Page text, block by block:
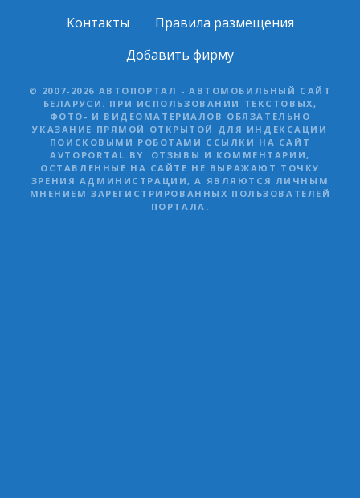
Контакты
Правила размещения
Добавить фирму
© 2007-2026 АВТОПОРТАЛ - АВТОМОБИЛЬНЫЙ САЙТ
БЕЛАРУСИ. ПРИ ИСПОЛЬЗОВАНИИ ТЕКСТОВЫХ,
ФОТО- И ВИДЕОМАТЕРИАЛОВ ОБЯЗАТЕЛЬНО
УКАЗАНИЕ ПРЯМОЙ ОТКРЫТОЙ ДЛЯ ИНДЕКСАЦИИ
ПОИСКОВЫМИ РОБОТАМИ ССЫЛКИ НА САЙТ
AVTOPORTAL.BY. ОТЗЫВЫ И КОММЕНТАРИИ,
ОСТАВЛЕННЫЕ НА САЙТЕ НЕ ВЫРАЖАЮТ ТОЧКУ
ЗРЕНИЯ АДМИНИСТРАЦИИ, А ЯВЛЯЮТСЯ ЛИЧНЫМ
МНЕНИЕМ ЗАРЕГИСТРИРОВАННЫХ ПОЛЬЗОВАТЕЛЕЙ
ПОРТАЛА.